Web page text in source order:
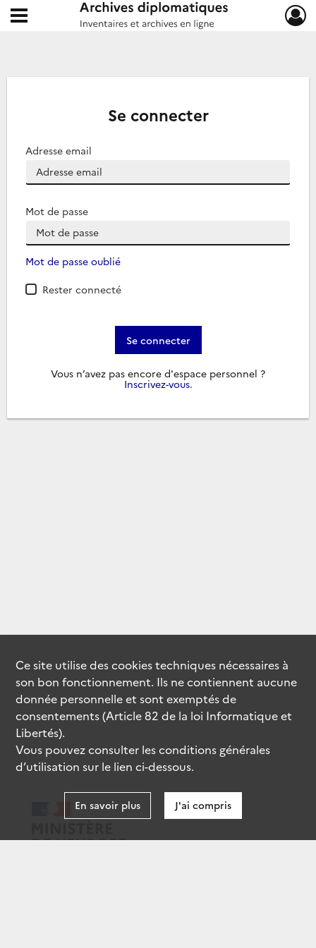
Archives diplomatiques
Ouvrir le menu déroulant
Se connecter
Adresse email
Mot de passe
Mot de passe oublié
Rester connecté
Se connecter
Vous n’avez pas encore d'espace personnel ?
Inscrivez-vous.
Ce site utilise descookiestechniques nécessaires à
son bon fonctionnement. Ils ne contiennent aucune
donnée personnelle et sont exemptés de
consentements (Article 82 de la loi Informatique et
Libertés).
Vous pouvez consulter les conditions générales
d’utilisation sur le lien ci-dessous.
En savoir plus J'ai compris